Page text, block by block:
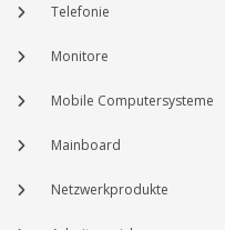
Telefonie
Monitore
Mobile Computersysteme
Mainboard
Netzwerkprodukte